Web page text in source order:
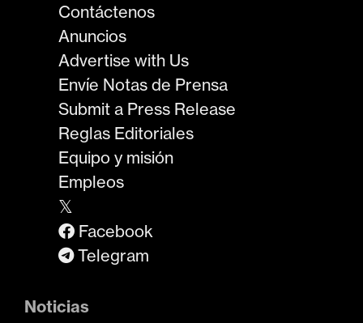
Contáctenos
Anuncios
Advertise with Us
Envíe Notas de Prensa
Submit a Press Release
Reglas Editoriales
Equipo y misión
Empleos
𝕏
Facebook
Telegram
Noticias